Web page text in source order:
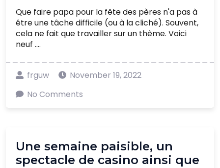
Que faire papa pour la fête des pères n'a pas à
être une tâche difficile (ou à la cliché). Souvent,
cela ne fait que travailler sur un thème. Voici
neuf ....
frguw
November 19, 2022
No Comments
Une semaine paisible, un
spectacle de casino ainsi que